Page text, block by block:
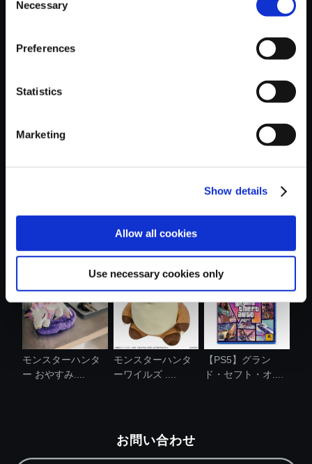
Selection
Necessary
Preferences
Statistics
Marketing
Show details
Allow all cookies
Use necessary cookies only
アッシュク....
モンスターハンタ
ー おやすみ....
モンスターハンタ
ーワイルズ ....
【PS5】グラン
ド・セフト・オ....
お問い合わせ